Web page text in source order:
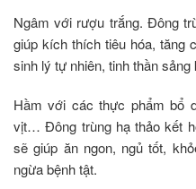
Ngâm với rượu trắng. Đông
giúp kích thích tiêu hóa, tăng
sinh lý tự nhiên, tinh thần
Hầm với các thực phẩm bổ
vịt… Đông trùng hạ thảo kết
sẽ giúp ăn ngon, ngủ tốt,
ngừa bệnh tật.